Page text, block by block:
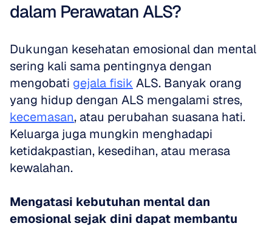
dalam Perawatan ALS?
Dukungan kesehatan emosional dan mental
sering kali sama pentingnya dengan
mengobati gejala fisik ALS. Banyak orang
kecemasan, atau perubahan suasana hati.
Keluarga juga mungkin menghadapi
ketidakpastian, kesedihan, atau merasa
kewalahan.
Mengatasi kebutuhan mental dan
emosional sejak dini dapat membantu